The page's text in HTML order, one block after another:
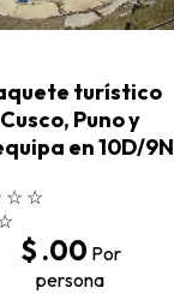
turístico
Cusco, Puno y
en 10D/9N
☆ ☆
$ .00 Por
persona